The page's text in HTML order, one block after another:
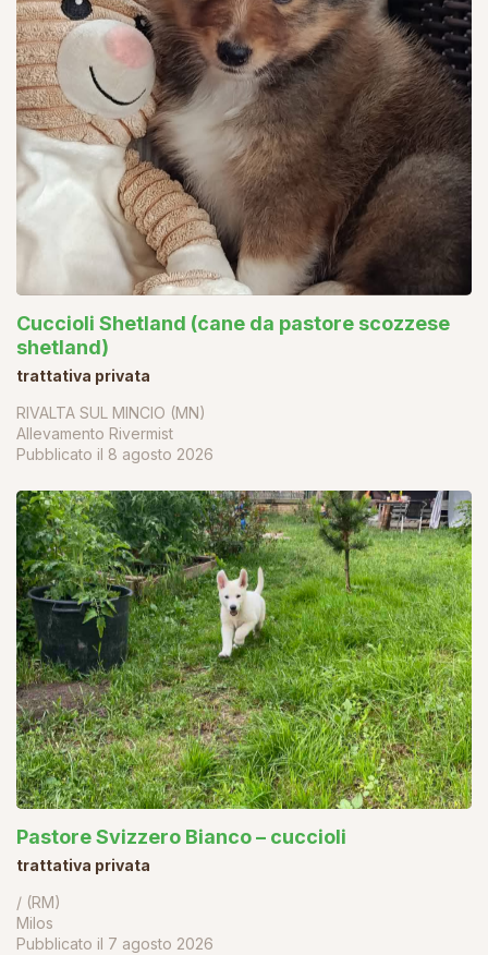
Cuccioli Shetland (cane da pastore scozzese
shetland)
trattativa privata
RIVALTA SUL MINCIO (MN)
Allevamento Rivermist
Pubblicato il 8 agosto 2026
Pastore Svizzero Bianco – cuccioli
trattativa privata
/ (RM)
Milos
Pubblicato il 7 agosto 2026